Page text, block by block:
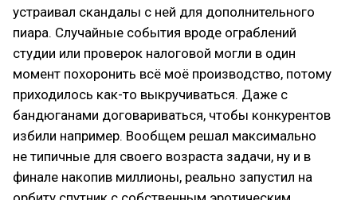
устраивал скандалы с ней для дополнительного
пиара. Случайные события вроде ограблений
студии или проверок налоговой могли в один
момент похоронить всё моё производство, потому
приходилось как-то выкручиваться. Даже с
бандюганами договариваться, чтобы конкурентов
избили например. Вообщем решал максимально
не типичные для своего возраста задачи, ну и в
финале накопив миллионы, реально запустил на